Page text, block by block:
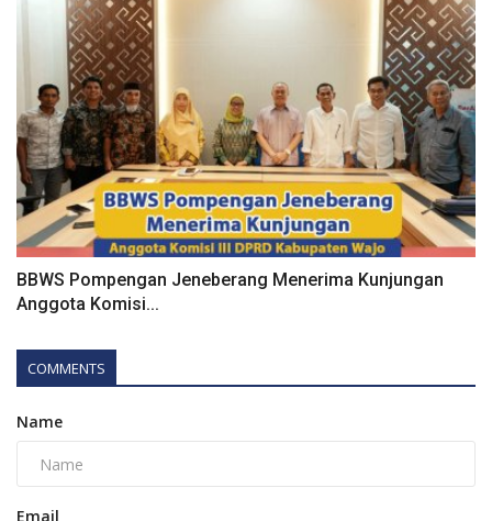
BBWS Pompengan Jeneberang Menerima Kunjungan
Anggota Komisi...
COMMENTS
Name
Email